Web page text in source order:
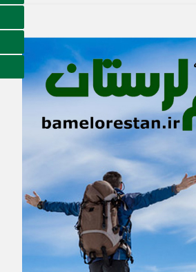
و خدمت‌ به زائرین
جرم کوهدشت برگزار شد
عملیاتی تکاوران فراجا
از آمادگی زیرساختی تا آمادگی
کوهدشت برای تسهیل تردد